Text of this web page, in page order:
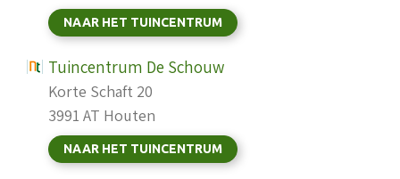
NAAR HET TUINCENTRUM
Tuincentrum De Schouw
Korte Schaft 20
3991 AT Houten
NAAR HET TUINCENTRUM